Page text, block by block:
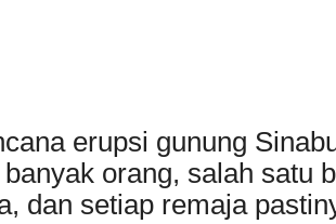
erupsi gunung
orang, salah satu
dan setiap remaja